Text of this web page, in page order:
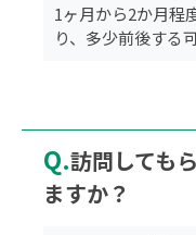
1ヶ月から2か月程
り、多少前後する
Q.訪問しても
ますか？